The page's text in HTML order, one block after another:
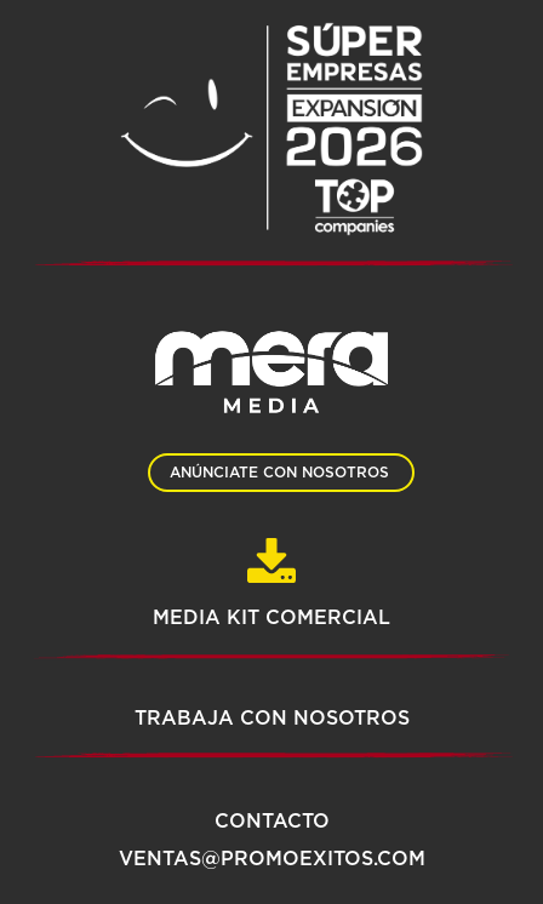
ANÚNCIATE CON NOSOTROS
MEDIA KIT COMERCIAL
TRABAJA CON NOSOTROS
CONTACTO
VENTAS@PROMOEXITOS.COM